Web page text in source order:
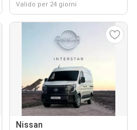
Valido per 24 giorni
Nissan